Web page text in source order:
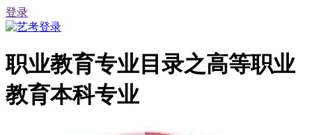
登录
职业教育专业目录之高等职业
教育本科专业